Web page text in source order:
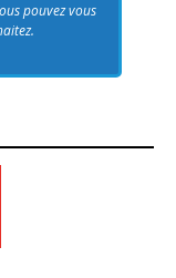
pouvez vous